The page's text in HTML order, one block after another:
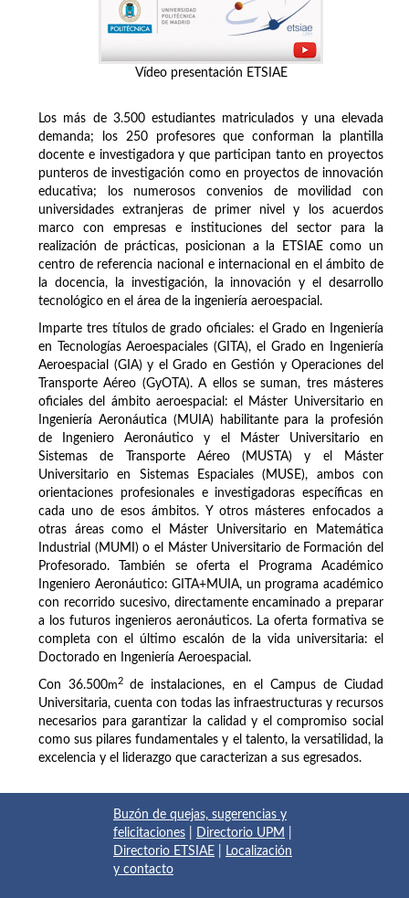
Vídeo presentación ETSIAE
Los más de 3.500 estudiantes matriculados y una elevada
demanda; los 250 profesores que conforman la plantilla
docente e investigadora y que participan tanto en proyectos
punteros de investigación como en proyectos de innovación
educativa; los numerosos convenios de movilidad con
universidades extranjeras de primer nivel y los acuerdos
marco con empresas e instituciones del sector para la
realización de prácticas, posicionan a la ETSIAE como un
centro de referencia nacional e internacional en el ámbito de
la docencia, la investigación, la innovación y el desarrollo
tecnológico en el área de la ingeniería aeroespacial.
Imparte tres títulos de grado oficiales: el Grado en Ingeniería
en Tecnologías Aeroespaciales (GITA), el Grado en Ingeniería
Aeroespacial (GIA) y el Grado en Gestión y Operaciones del
Transporte Aéreo (GyOTA). A ellos se suman, tres másteres
oficiales del ámbito aeroespacial: el Máster Universitario en
Ingeniería Aeronáutica (MUIA) habilitante para la profesión
de Ingeniero Aeronáutico y el Máster Universitario en
Sistemas de Transporte Aéreo (MUSTA) y el Máster
Universitario en Sistemas Espaciales (MUSE), ambos con
orientaciones profesionales e investigadoras específicas en
cada uno de esos ámbitos. Y otros másteres enfocados a
otras áreas como el Máster Universitario en Matemática
Industrial (MUMI) o el Máster Universitario de Formación del
Profesorado. También se oferta el Programa Académico
Ingeniero Aeronáutico: GITA+MUIA, un programa académico
con recorrido sucesivo, directamente encaminado a preparar
a los futuros ingenieros aeronáuticos. La oferta formativa se
completa con el último escalón de la vida universitaria: el
Doctorado en Ingeniería Aeroespacial.
Con 36.500m2
de instalaciones, en el Campus de Ciudad
Universitaria, cuenta con todas las infraestructuras y recursos
necesarios para garantizar la calidad y el compromiso social
como sus pilares fundamentales y el talento, la versatilidad, la
excelencia y el liderazgo que caracterizan a sus egresados.
Buzón de quejas, sugerencias y
felicitaciones
Directorio UPM
Directorio ETSIAE
Localización
y contacto